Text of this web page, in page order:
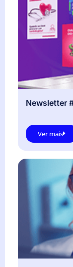
Newsletter
Ver mais